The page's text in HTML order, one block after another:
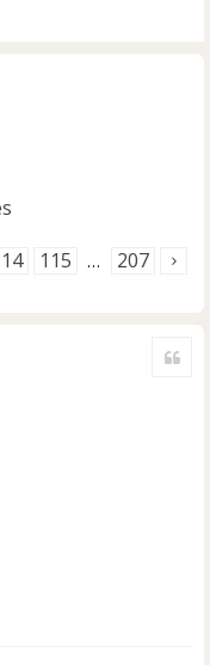
avancée
115 … 207